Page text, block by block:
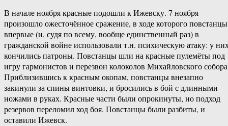
В начале ноября красные подошли к Ижевску. 7 ноября
произошло ожесточённое сражение, в ходе которого повстанцы
впервые (и, судя по всему, вообще единственный раз) в
гражданской войне использовали т.н. психическую атаку: у
кончились патроны. Повстанцы шли на красные пулемёты под
игру гармонистов и перезвон колоколов Михайловского
Приблизившись к красным окопам, повстанцы внезапно
закинули за спины винтовки, и бросились в бой с длинными
ножами в руках. Красные части были опрокинуты, но подход
резервов переломил ход боя. Повстанцы были разбиты, и
оставили Ижевск.